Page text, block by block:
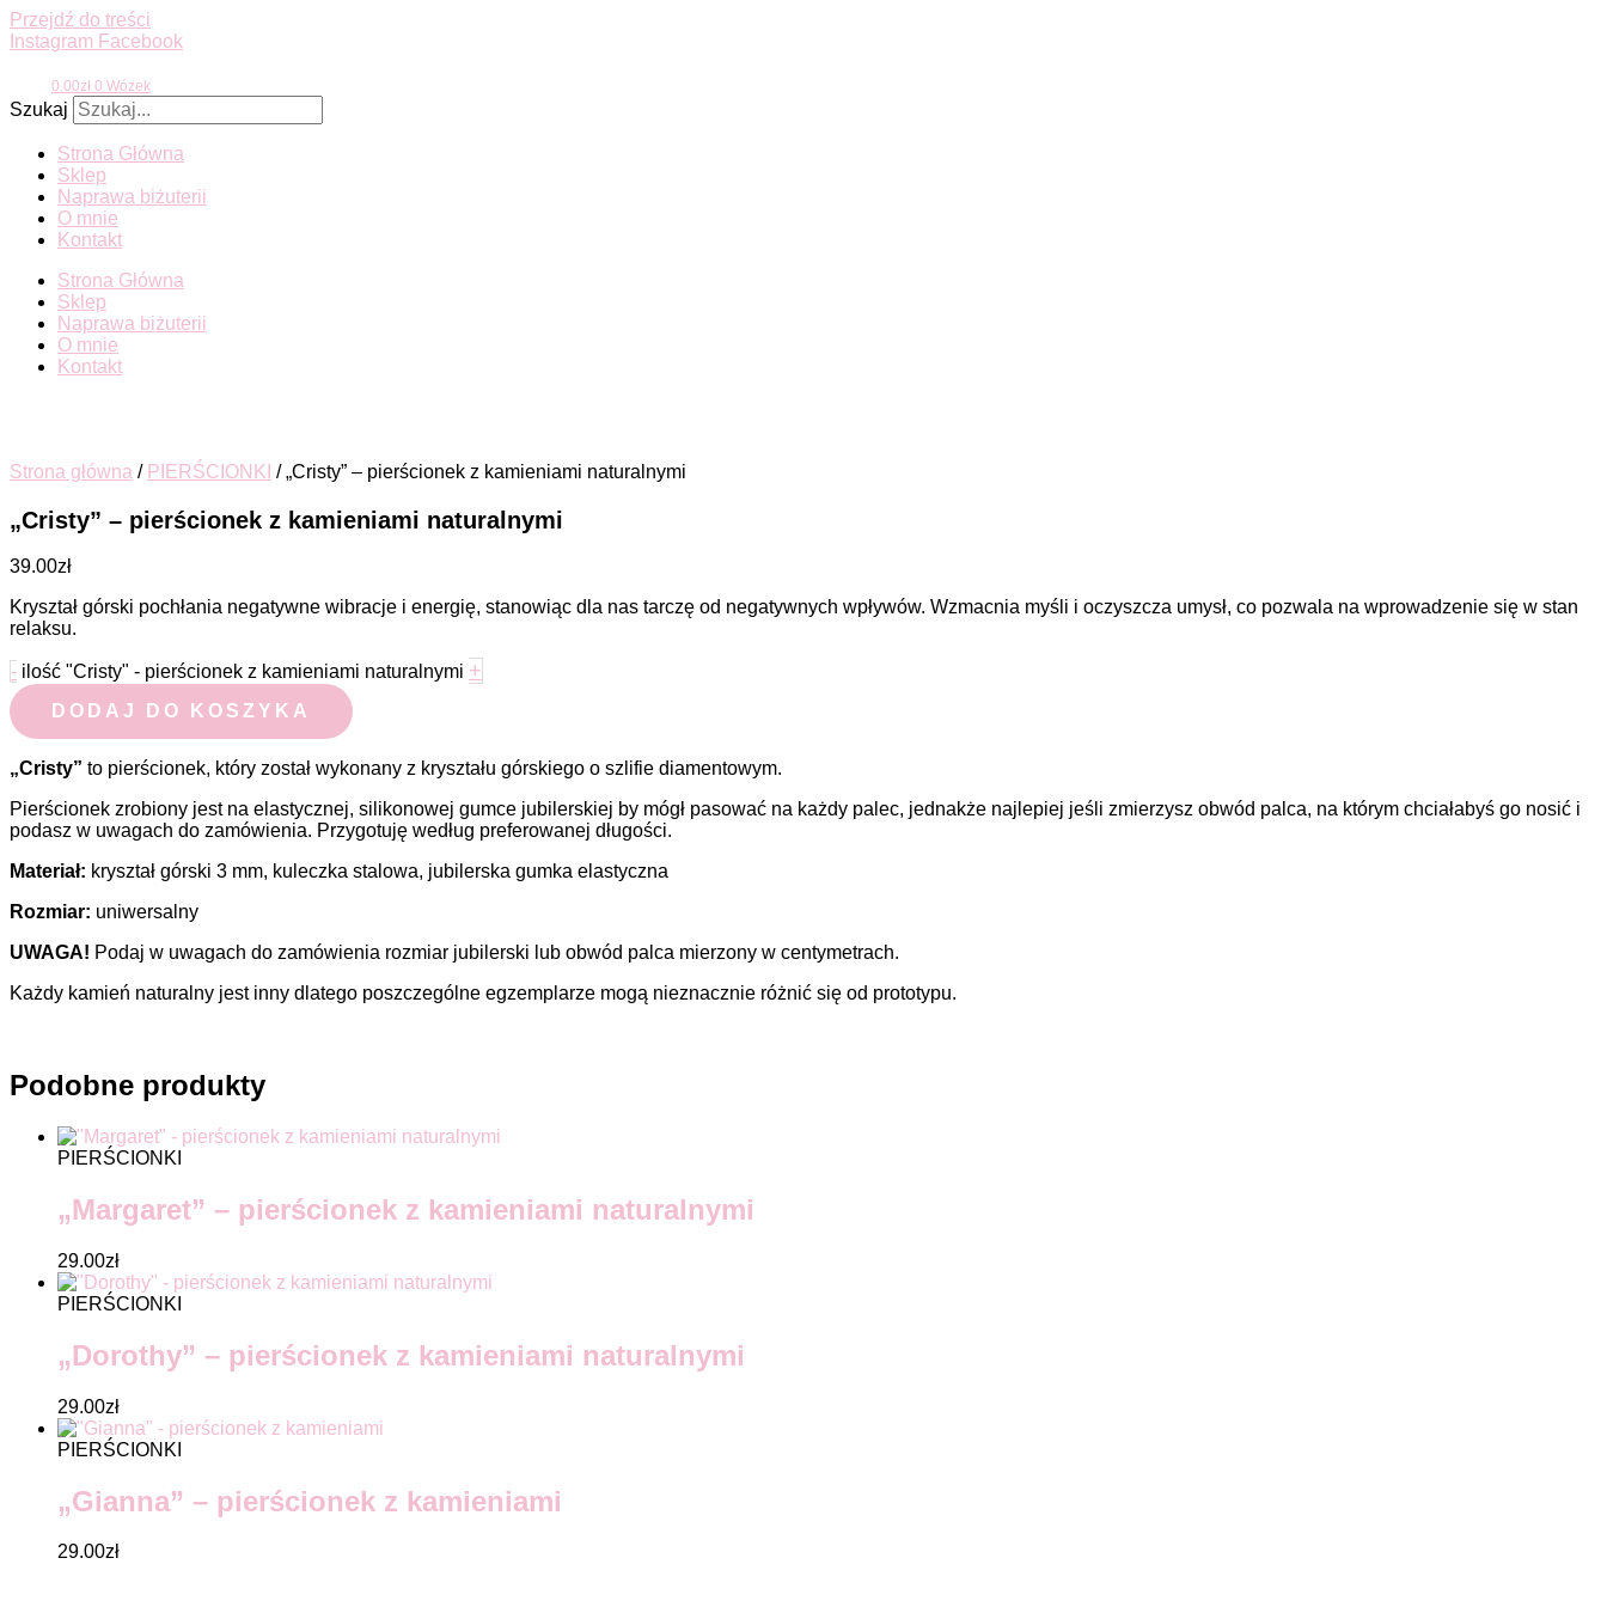
Przejdź do treści
Instagram Facebook
0.00zł 0 Wózek
Szukaj
Strona Główna
Sklep
Naprawa biżuterii
O mnie
Kontakt
Strona Główna
Sklep
Naprawa biżuterii
O mnie
Kontakt
Strona główna / PIERŚCIONKI / „Cristy” – pierścionek z kamieniami naturalnymi
„Cristy” – pierścionek z kamieniami naturalnymi
39.00zł
Kryształ górski pochłania negatywne wibracje i energię, stanowiąc dla nas tarczę od negatywnych wpływów. Wzmacnia myśli i oczyszcza umysł, co pozwala na wprowadzenie się w stan
relaksu.
- ilość "Cristy" - pierścionek z kamieniami naturalnymi +
DODAJ DO KOSZYKA
„Cristy” to pierścionek, który został wykonany z kryształu górskiego o szlifie diamentowym.
Pierścionek zrobiony jest na elastycznej, silikonowej gumce jubilerskiej by mógł pasować na każdy palec, jednakże najlepiej jeśli zmierzysz obwód palca, na którym chciałabyś go nosić i
podasz w uwagach do zamówienia. Przygotuję według preferowanej długości.
Materiał: kryształ górski 3 mm, kuleczka stalowa, jubilerska gumka elastyczna
Rozmiar: uniwersalny
UWAGA! Podaj w uwagach do zamówienia rozmiar jubilerski lub obwód palca mierzony w centymetrach.
Każdy kamień naturalny jest inny dlatego poszczególne egzemplarze mogą nieznacznie różnić się od prototypu.
Podobne produkty
PIERŚCIONKI
„Margaret” – pierścionek z kamieniami naturalnymi
29.00zł
PIERŚCIONKI
„Dorothy” – pierścionek z kamieniami naturalnymi
29.00zł
PIERŚCIONKI
„Gianna” – pierścionek z kamieniami
29.00zł